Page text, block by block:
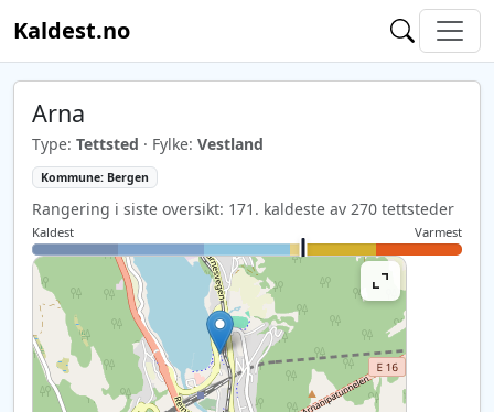
Kaldest.no
Arna
Type: Tettsted · Fylke: Vestland
Kommune: Bergen
Rangering i siste oversikt: 171. kaldeste av 270 tettsteder
Kaldest Varmest